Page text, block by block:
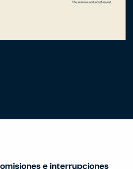
e interrupciones